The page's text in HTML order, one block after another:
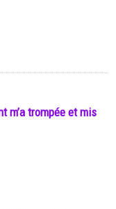
m’a trompée et mis